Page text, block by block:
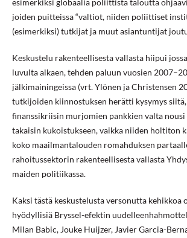
esimerkiksi globaalia poliittista taloutta
joiden puitteissa “valtiot, niiden poliittiset
(esimerkiksi) tutkijat ja muut asiantuntijat
Keskustelu rakenteellisesta vallasta hiipui
luvulta alkaen, tehden paluun vuosien
jälkimainingeissa (vrt. Ylönen ja Christensen
tutkijoiden kiinnostuksen herätti kysymys
finanssikriisin murjomien pankkien valta
takaisin kukoistukseen, vaikka niiden holtiton
koko maailmantalouden romahduksen
rahoitussektorin rakenteellisesta vallasta
maiden politiikassa.
Kaksi tästä keskustelusta versonutta kehikkoa
hyödyllisiä Bryssel-efektin
Milan Babic, Jouke Huijzer, Javier Garcia-